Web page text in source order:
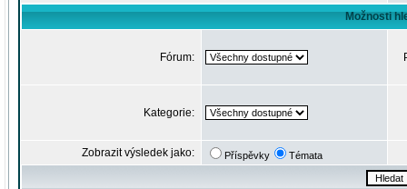
Možnosti
Fórum:
Kategorie:
Zobrazit výsledek jako: Příspěvky Témata